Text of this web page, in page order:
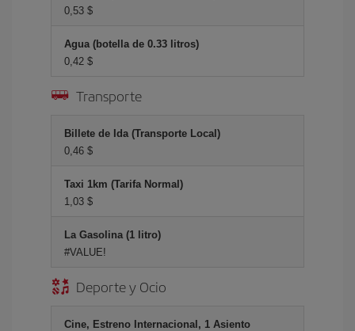
0,53 $
Agua (botella de 0.33 litros)
0,42 $
Transporte
Billete de Ida (Transporte Local)
0,46 $
Taxi 1km (Tarifa Normal)
1,03 $
La Gasolina (1 litro)
#VALUE!
Deporte y Ocio
Cine, Estreno Internacional, 1 Asiento